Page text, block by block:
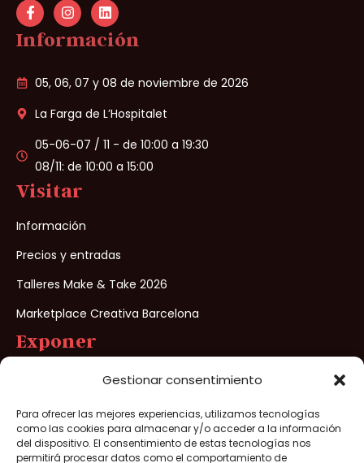
Gestionar consentimiento
Para ofrecer las mejores experiencias, utilizamos tecnologías
como las cookies para almacenar y/o acceder a la información
del dispositivo. El consentimiento de estas tecnologías nos
permitirá procesar datos como el comportamiento de
Información
05, 06, 07 y 08 de noviembre de 2026
La Farga de L’Hospitalet
05-06-07 / 11 - de 10:00 a 19:30
08/11: de 10:00 a 15:00
Visitar
Información
Precios y entradas
Talleres Make & Take 2026
Marketplace Creativa Barcelona
Exponer
Preinscripción para Exponer